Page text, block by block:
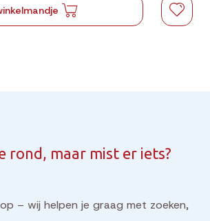
rond, maar mist er iets?
– wij helpen je graag met zoeken,